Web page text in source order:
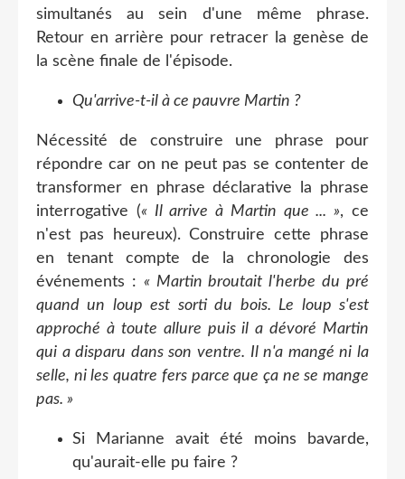
simultanés au sein d'une même phrase.
Retour en arrière pour retracer la genèse de
la scène finale de l'épisode.
Qu'arrive-t-il à ce pauvre Martin ?
Nécessité de construire une phrase pour
répondre car on ne peut pas se contenter de
transformer en phrase déclarative la phrase
interrogative (« Il arrive à Martin que ... », ce
n'est pas heureux). Construire cette phrase
en tenant compte de la chronologie des
événements : « Martin broutait l'herbe du pré
quand un loup est sorti du bois. Le loup s'est
approché à toute allure puis il a dévoré Martin
qui a disparu dans son ventre. Il n'a mangé ni la
selle, ni les quatre fers parce que ça ne se mange
pas. »
Si Marianne avait été moins bavarde,
qu'aurait-elle pu faire ?